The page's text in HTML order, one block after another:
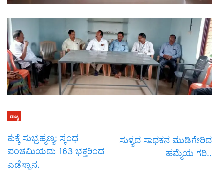
ರಾಜ್ಯ
ಕುಕ್ಕೆ ಸುಭ್ರಹ್ಮಣ್ಯ: ಸ್ಕಂಧ
ಪಂಚಮಿಯದು 163 ಭಕ್ತರಿಂದ
ಎಡೆಸ್ನಾನ.
ಸುಳ್ಯದ ಸಾಧಕನ ಮುಡಿಗೇರಿದ
ಹಮ್ಮೆಯ ಗರಿ..